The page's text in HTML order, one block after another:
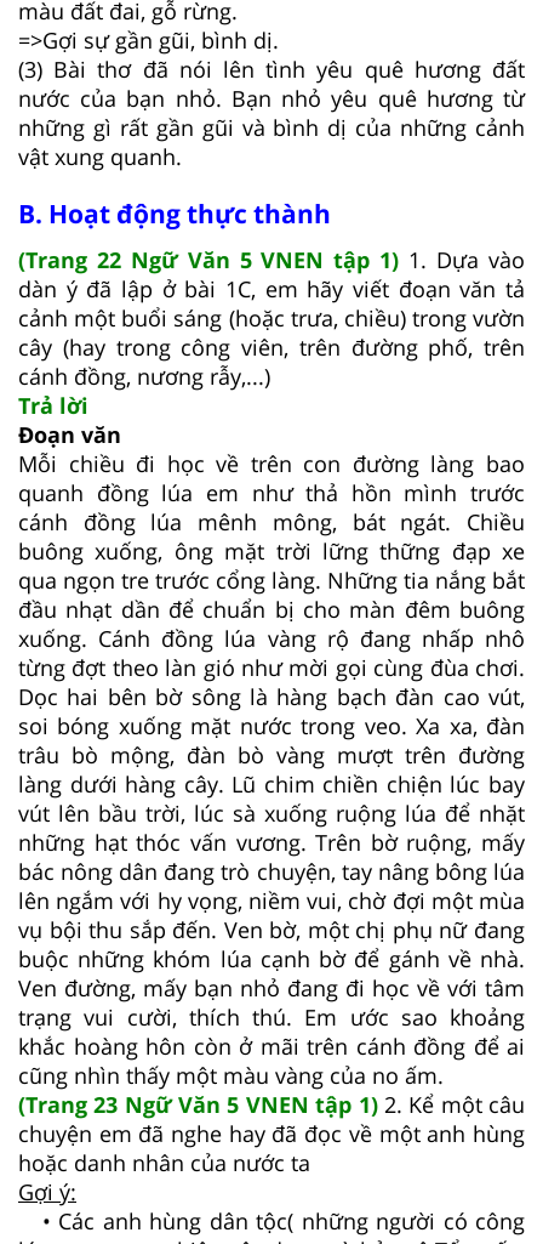
màu đất đai, gỗ rừng.
=>Gợi sự gần gũi, bình dị.
(3) Bài thơ đã nói lên tình yêu quê hương đất
nước của bạn nhỏ. Bạn nhỏ yêu quê hương từ
những gì rất gần gũi và bình dị của những cảnh
vật xung quanh.
B. Hoạt động thực thành
(Trang 22 Ngữ Văn 5 VNEN tập 1) 1. Dựa vào
dàn ý đã lập ở bài 1C, em hãy viết đoạn văn tả
cảnh một buổi sáng (hoặc trưa, chiều) trong vườn
cây (hay trong công viên, trên đường phố, trên
cánh đồng, nương rẫy,...)
Trả lời
Đoạn văn
Mỗi chiều đi học về trên con đường làng bao
quanh đồng lúa em như thả hồn mình trước
cánh đồng lúa mênh mông, bát ngát. Chiều
buông xuống, ông mặt trời lững thững đạp xe
qua ngọn tre trước cổng làng. Những tia nắng bắt
đầu nhạt dần để chuẩn bị cho màn đêm buông
xuống. Cánh đồng lúa vàng rộ đang nhấp nhô
từng đợt theo làn gió như mời gọi cùng đùa chơi.
Dọc hai bên bờ sông là hàng bạch đàn cao vút,
soi bóng xuống mặt nước trong veo. Xa xa, đàn
trâu bò mộng, đàn bò vàng mượt trên đường
làng dưới hàng cây. Lũ chim chiền chiện lúc bay
vút lên bầu trời, lúc sà xuống ruộng lúa để nhặt
những hạt thóc vấn vương. Trên bờ ruộng, mấy
bác nông dân đang trò chuyện, tay nâng bông lúa
lên ngắm với hy vọng, niềm vui, chờ đợi một mùa
vụ bội thu sắp đến. Ven bờ, một chị phụ nữ đang
buộc những khóm lúa cạnh bờ để gánh về nhà.
Ven đường, mấy bạn nhỏ đang đi học về với tâm
trạng vui cười, thích thú. Em ước sao khoảng
khắc hoàng hôn còn ở mãi trên cánh đồng để ai
cũng nhìn thấy một màu vàng của no ấm.
(Trang 23 Ngữ Văn 5 VNEN tập 1) 2. Kể một câu
chuyện em đã nghe hay đã đọc về một anh hùng
hoặc danh nhân của nước ta
Gợi ý:
• Các anh hùng dân tộc( những người có công